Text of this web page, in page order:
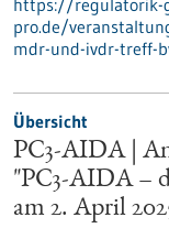
https://regulatorik-
pro.de/
mdr-und-ivdr-treff-
Übersicht
PC3-AIDA |
"PC3-AIDA –
am 2. April